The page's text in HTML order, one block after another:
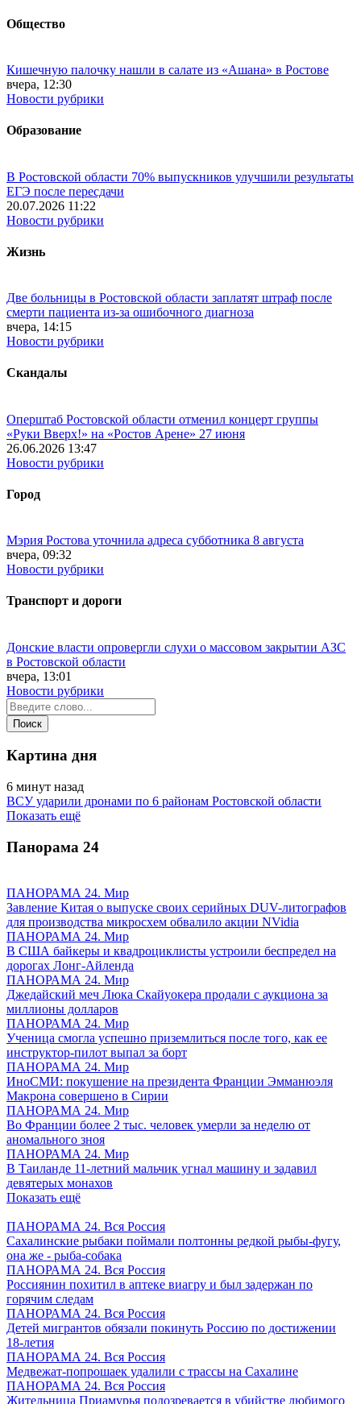
Общество
Кишечную палочку нашли в салате из «Ашана» в Ростове
вчера, 12:30
Новости рубрики
Образование
В Ростовской области 70% выпускников улучшили результаты
ЕГЭ после пересдачи
20.07.2026 11:22
Новости рубрики
Жизнь
Две больницы в Ростовской области заплатят штраф после
смерти пациента из-за ошибочного диагноза
вчера, 14:15
Новости рубрики
Скандалы
Оперштаб Ростовской области отменил концерт группы
«Руки Вверх!» на «Ростов Арене» 27 июня
26.06.2026 13:47
Новости рубрики
Город
Мэрия Ростова уточнила адреса субботника 8 августа
вчера, 09:32
Новости рубрики
Транспорт и дороги
Донские власти опровергли слухи о массовом закрытии АЗС
в Ростовской области
вчера, 13:01
Новости рубрики
Картина дня
6 минут назад
ВСУ ударили дронами по 6 районам Ростовской области
Показать ещё
Панорама 24
ПАНОРАМА 24. Мир
Завление Китая о выпуске своих серийных DUV-литографов
для производства микросхем обвалило акции NVidia
ПАНОРАМА 24. Мир
В США байкеры и квадроциклисты устроили беспредел на
дорогах Лонг-Айленда
ПАНОРАМА 24. Мир
Джедайский меч Люка Скайуокера продали с аукциона за
миллионы долларов
ПАНОРАМА 24. Мир
Ученица смогла успешно приземлиться после того, как ее
инструктор-пилот выпал за борт
ПАНОРАМА 24. Мир
ИноСМИ: покушение на президента Франции Эмманюэля
Макрона совершено в Сирии
ПАНОРАМА 24. Мир
Во Франции более 2 тыс. человек умерли за неделю от
аномального зноя
ПАНОРАМА 24. Мир
В Таиланде 11-летний мальчик угнал машину и задавил
девятерых монахов
Показать ещё
ПАНОРАМА 24. Вся Россия
Сахалинские рыбаки поймали полтонны редкой рыбы-фугу,
она же - рыба-собака
ПАНОРАМА 24. Вся Россия
Россиянин похитил в аптеке виагру и был задержан по
горячим следам
ПАНОРАМА 24. Вся Россия
Детей мигрантов обязали покинуть Россию по достижении
18-летия
ПАНОРАМА 24. Вся Россия
Медвежат-попрошаек удалили с трассы на Сахалине
ПАНОРАМА 24. Вся Россия
Жительница Приамурья подозревается в убийстве любимого